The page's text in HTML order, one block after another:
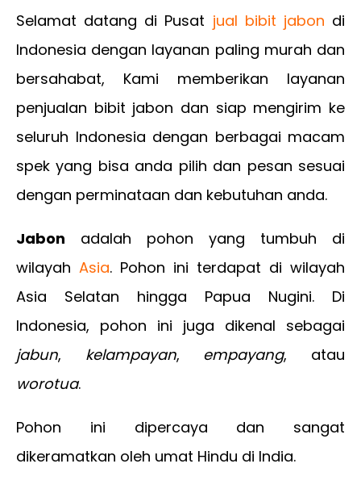
Selamat datang di Pusat jual bibit jabon di
Indonesia dengan layanan paling murah dan
bersahabat, Kami memberikan layanan
penjualan bibit jabon dan siap mengirim ke
seluruh Indonesia dengan berbagai macam
spek yang bisa anda pilih dan pesan sesuai
dengan perminataan dan kebutuhan anda.
Jabon adalah pohon yang tumbuh di
wilayah Asia. Pohon ini terdapat di wilayah
Asia Selatan hingga Papua Nugini. Di
Indonesia, pohon ini juga dikenal sebagai
jabun, kelampayan, empayang, atau
worotua.
Pohon ini dipercaya dan sangat
dikeramatkan oleh umat Hindu di India.